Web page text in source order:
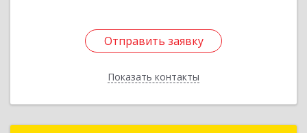
Отправить заявку
Показать контакты
Отправить заявку
Назад